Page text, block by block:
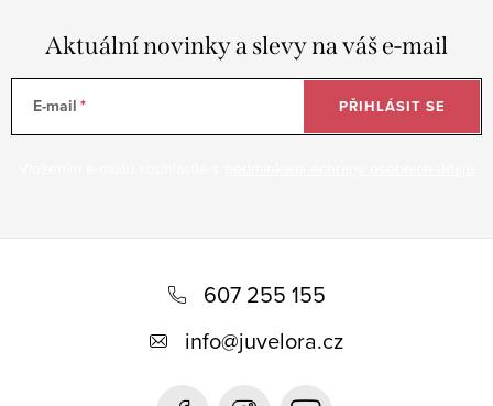
Aktuální novinky a slevy na váš e-mail
E-mail PŘIHLÁSIT SE
607 255 155
info@juvelora.cz